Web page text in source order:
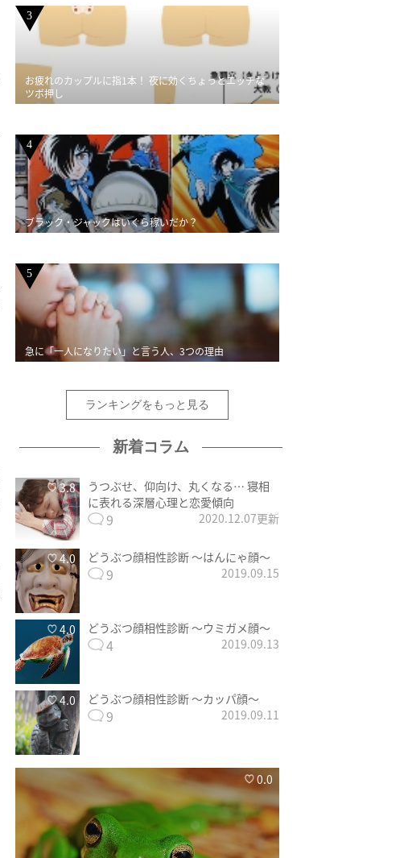
3
お疲れのカップルに指1本！ 夜に効くちょっとエッチな
ツボ押し
4
ブラック・ジャックはいくら稼いだか？
5
急に「一人になりたい」と言う人、3つの理由
ランキングをもっと見る
新着コラム
3.8
うつぶせ、仰向け、丸くなる… 寝相
に表れる深層心理と恋愛傾向
9 2020.12.07更新
4.0 どうぶつ顔相性診断 〜はんにゃ顔〜
9 2019.09.15
4.0 どうぶつ顔相性診断 〜ウミガメ顔〜
4 2019.09.13
4.0 どうぶつ顔相性診断 〜カッパ顔〜
9 2019.09.11
0.0